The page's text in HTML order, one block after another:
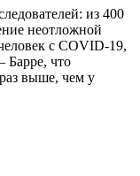
из 400
неотложной
с COVID-19,
Барре, что
выше, чем у